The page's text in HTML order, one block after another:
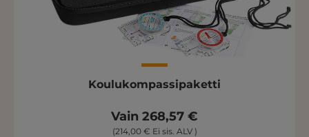
Koulukompassipaketti
Vain 268,57 €
(214,00 € Ei sis. ALV )